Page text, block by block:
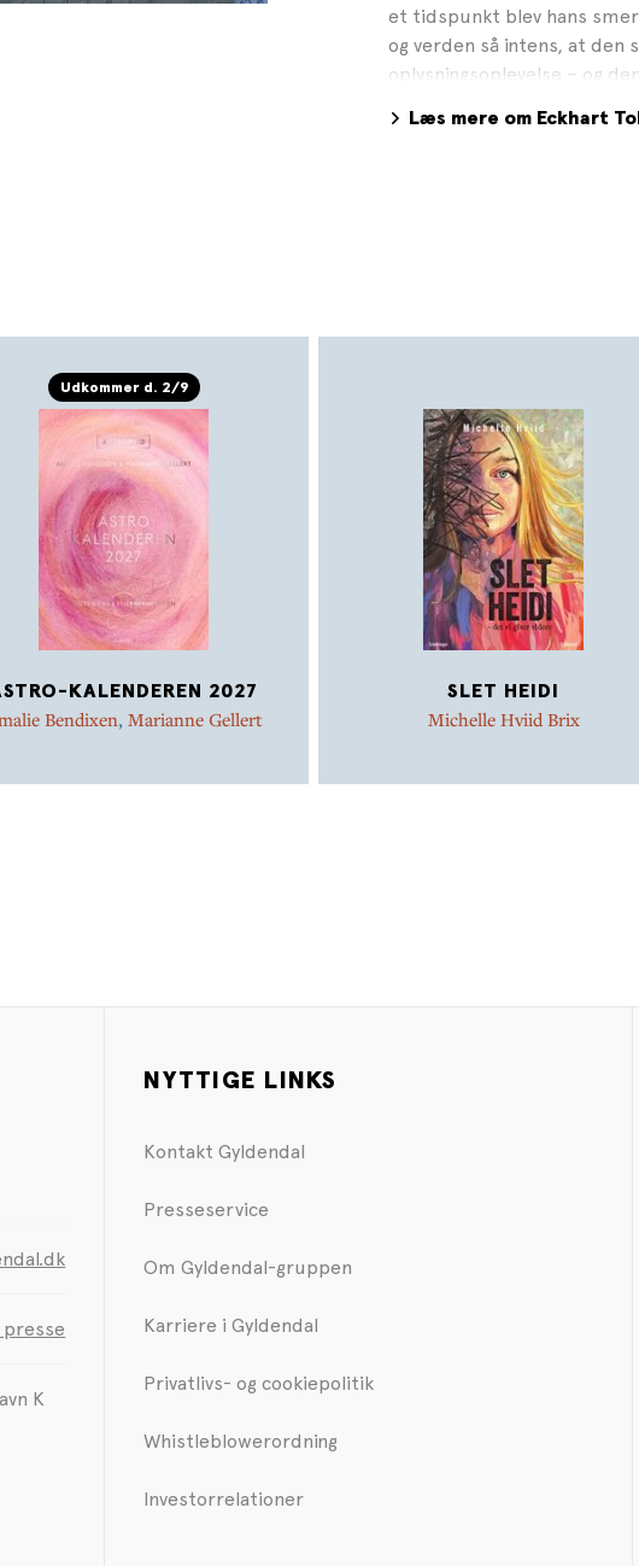
et tidspunkt blev hans
og verden så intens, at den
oplysningsoplevelse – og
til os ud fra egen erfaring og
Læs mere om Eckhart
Udkommer d. 2/9
KALENDEREN 2027
Bendixen, Marianne Gellert
SLET HEIDI
Michelle Hviid Brix
K
NYTTIGE LINKS
Kontakt Gyldendal
Presseservice
Om Gyldendal-gruppen
Karriere i Gyldendal
Privatlivs- og cookiepolitik
Whistleblowerordning
Investorrelationer